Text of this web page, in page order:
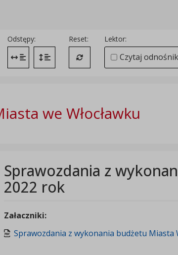
Odstępy:
Zmień odstęp między literami
Zmień interlinię i margines między
Reset:
Przywróć ustawienia domyślne
Lektor:
Czytaj
we Włocławku
Sprawozdania z
2022 rok
Załaczniki:
Sprawozdania z wykonania budżetu Miasta